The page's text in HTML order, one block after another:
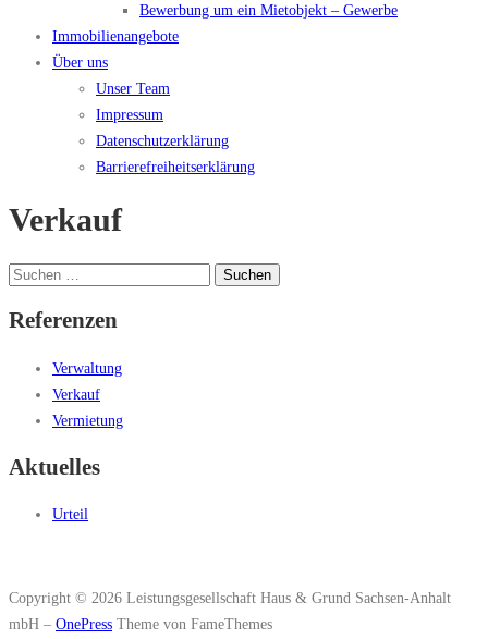
Bewerbung um ein Mietobjekt – Gewerbe
Immobilienangebote
Über uns
Unser Team
Impressum
Datenschutzerklärung
Barrierefreiheitserklärung
Verkauf
Suchen
Referenzen
Verwaltung
Verkauf
Vermietung
Aktuelles
Urteil
Copyright © 2026 Leistungsgesellschaft Haus & Grund Sachsen-Anhalt
mbH – OnePress Theme von FameThemes